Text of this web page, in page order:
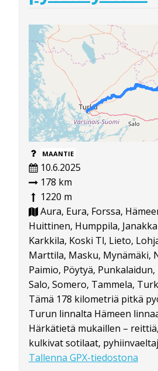
MAANTIE
10.6.2025
178 km
1220 m
Aura, Eura, Forssa,
Huittinen, Humppila,
Karkkila, Koski Tl, Lieto,
Marttila, Masku, Mynämäki,
Paimio, Pöytyä, Punkalaidun,
Salo, Somero, Tammela,
Tämä 178 kilometriä pitkä
Turun linnalta Hämeen
Härkätietä mukaillen –
kulkivat sotilaat,
Tallenna GPX-tiedostona